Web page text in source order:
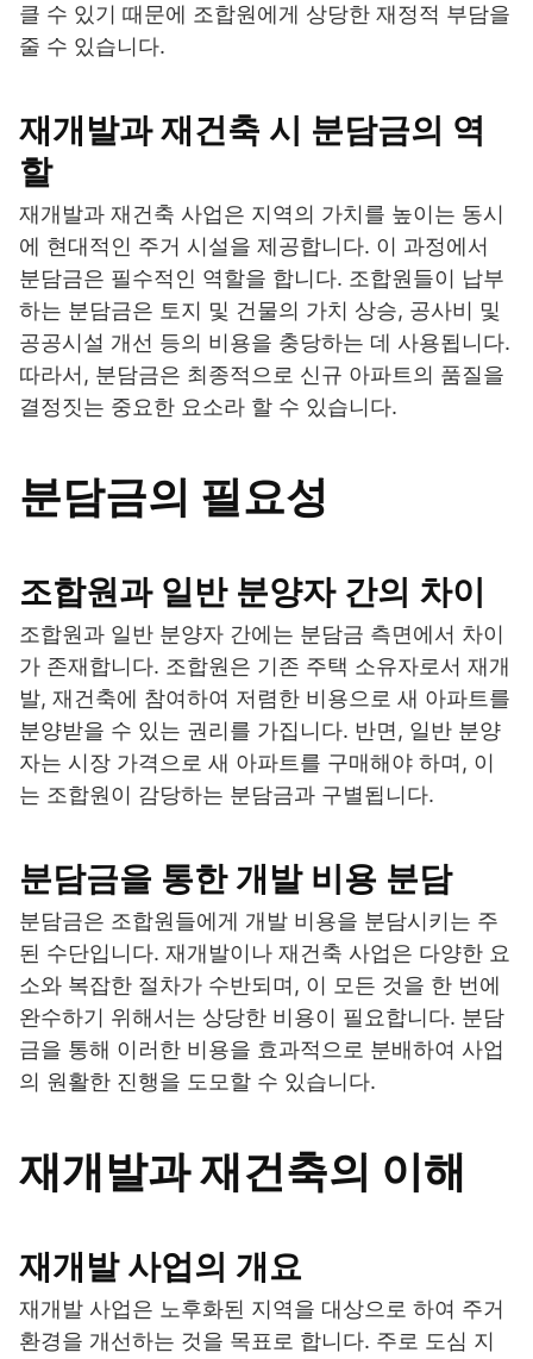
클 수 있기 때문에 조합원에게 상당한 재정적 부담을
줄 수 있습니다.
재개발과 재건축 시 분담금의 역
할
재개발과 재건축 사업은 지역의 가치를 높이는 동시
에 현대적인 주거 시설을 제공합니다. 이 과정에서
분담금은 필수적인 역할을 합니다. 조합원들이 납부
하는 분담금은 토지 및 건물의 가치 상승, 공사비 및
공공시설 개선 등의 비용을 충당하는 데 사용됩니다.
따라서, 분담금은 최종적으로 신규 아파트의 품질을
결정짓는 중요한 요소라 할 수 있습니다.
분담금의 필요성
조합원과 일반 분양자 간의 차이
조합원과 일반 분양자 간에는 분담금 측면에서 차이
가 존재합니다. 조합원은 기존 주택 소유자로서 재개
발, 재건축에 참여하여 저렴한 비용으로 새 아파트를
분양받을 수 있는 권리를 가집니다. 반면, 일반 분양
자는 시장 가격으로 새 아파트를 구매해야 하며, 이
는 조합원이 감당하는 분담금과 구별됩니다.
분담금을 통한 개발 비용 분담
분담금은 조합원들에게 개발 비용을 분담시키는 주
된 수단입니다. 재개발이나 재건축 사업은 다양한 요
소와 복잡한 절차가 수반되며, 이 모든 것을 한 번에
완수하기 위해서는 상당한 비용이 필요합니다. 분담
금을 통해 이러한 비용을 효과적으로 분배하여 사업
의 원활한 진행을 도모할 수 있습니다.
재개발과 재건축의 이해
재개발 사업의 개요
재개발 사업은 노후화된 지역을 대상으로 하여 주거
환경을 개선하는 것을 목표로 합니다. 주로 도심 지